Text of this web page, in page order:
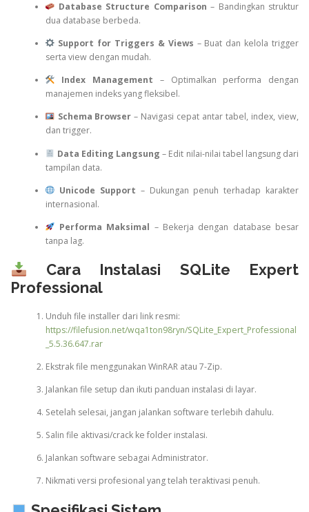
Database Structure Comparison – Bandingkan struktur
dua database berbeda.
Support for Triggers & Views – Buat dan kelola trigger
serta view dengan mudah.
Index Management – Optimalkan performa dengan
manajemen indeks yang fleksibel.
Schema Browser – Navigasi cepat antar tabel, index, view,
dan trigger.
Data Editing Langsung – Edit nilai-nilai tabel langsung dari
tampilan data.
Unicode Support – Dukungan penuh terhadap karakter
internasional.
Performa Maksimal – Bekerja dengan database besar
tanpa lag.
Cara Instalasi SQLite Expert
Professional
Unduh file installer dari link resmi:
https://filefusion.net/wqa1ton98ryn/SQLite_Expert_Professional
_5.5.36.647.rar
Ekstrak file menggunakan WinRAR atau 7-Zip.
Jalankan file setup dan ikuti panduan instalasi di layar.
Setelah selesai, jangan jalankan software terlebih dahulu.
Salin file aktivasi/crack ke folder instalasi.
Jalankan software sebagai Administrator.
Nikmati versi profesional yang telah teraktivasi penuh.